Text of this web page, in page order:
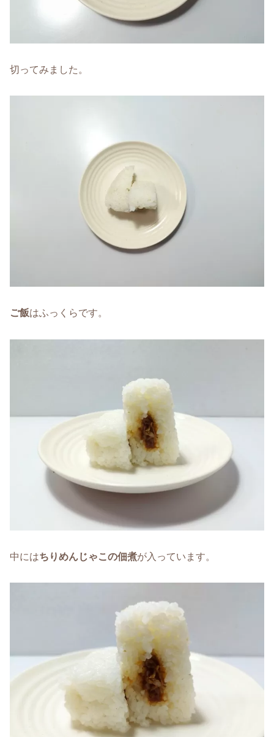
切ってみました。
ご飯はふっくらです。
中にはちりめんじゃこの佃煮が入っています。